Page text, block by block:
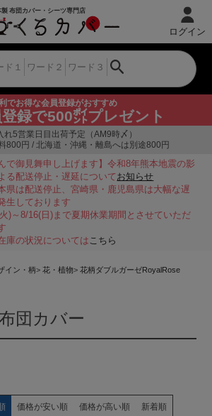
でお得な会員登録がおすすめ
録で500㌽プレゼント
ログイン
れ5営業日目出荷予定（AM9時〆）
800円 / 北海道・沖縄・離島へは別途800円
んで御見舞申し上げます】令和8年熊本地震の影
る配送停止・遅延についてお知らせ
県は配送停止、宮崎県・鹿児島県は大幅な遅
生しております
)～8/16(日)まで夏期休業期間とさせていただ
庫の状況についてはこちら
イン・柄 花・植物
花柄ダブルガーゼRoyalRose
団カバー
価格が安い順 価格が高い順 新着順